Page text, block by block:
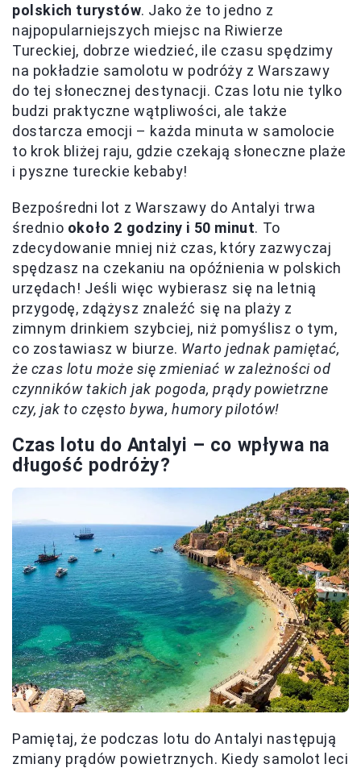
polskich turystów. Jako że to jedno z
najpopularniejszych miejsc na Riwierze
Tureckiej, dobrze wiedzieć, ile czasu spędzimy
na pokładzie samolotu w podróży z Warszawy
do tej słonecznej destynacji. Czas lotu nie tylko
budzi praktyczne wątpliwości, ale także
dostarcza emocji – każda minuta w samolocie
to krok bliżej raju, gdzie czekają słoneczne plaże
i pyszne tureckie kebaby!
Bezpośredni lot z Warszawy do Antalyi trwa
średnio około 2 godziny i 50 minut. To
zdecydowanie mniej niż czas, który zazwyczaj
spędzasz na czekaniu na opóźnienia w polskich
urzędach! Jeśli więc wybierasz się na letnią
przygodę, zdążysz znaleźć się na plaży z
zimnym drinkiem szybciej, niż pomyślisz o tym,
co zostawiasz w biurze. Warto jednak pamiętać,
że czas lotu może się zmieniać w zależności od
czynników takich jak pogoda, prądy powietrzne
czy, jak to często bywa, humory pilotów!
Czas lotu do Antalyi – co wpływa na
długość podróży?
Pamiętaj, że podczas lotu do Antalyi następują
zmiany prądów powietrznych. Kiedy samolot leci